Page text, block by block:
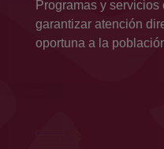
Programas y servicios
garantizar atención
oportuna a la